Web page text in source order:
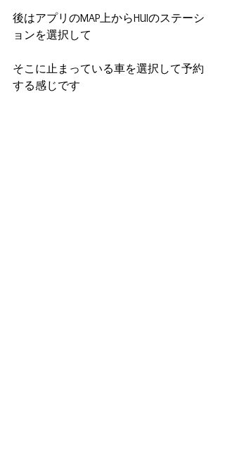
後はアプリのMAP上からHUIのステーシ
ョンを選択して
そこに止まっている車を選択して予約
する感じです